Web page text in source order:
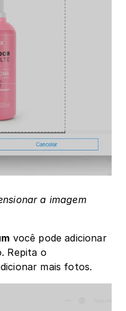
a imagem
você pode adicionar
Repita o
mais fotos.